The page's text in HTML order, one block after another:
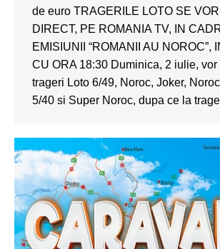
de euro TRAGERILE LOTO SE
DIRECT, PE ROMANIA TV, IN
EMISIUNII “ROMANII AU NOROC”,
CU ORA 18:30 Duminica, 2 iulie,
trageri Loto 6/49, Noroc, Joker,
5/40 si Super Noroc, dupa ce la